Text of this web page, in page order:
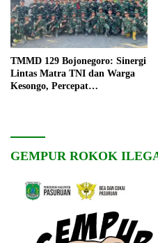
TMMD 129 Bojonegoro: Sinergi
Lintas Matra TNI dan Warga
Kesongo, Percepat
GEMPUR ROKOK